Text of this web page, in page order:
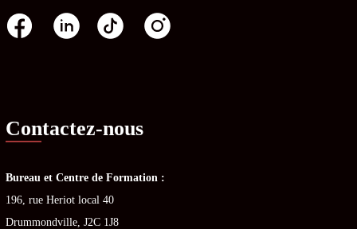
Contactez-nous
Bureau et Centre de Formation :
196, rue Heriot local 40
Drummondville, J2C 1J8